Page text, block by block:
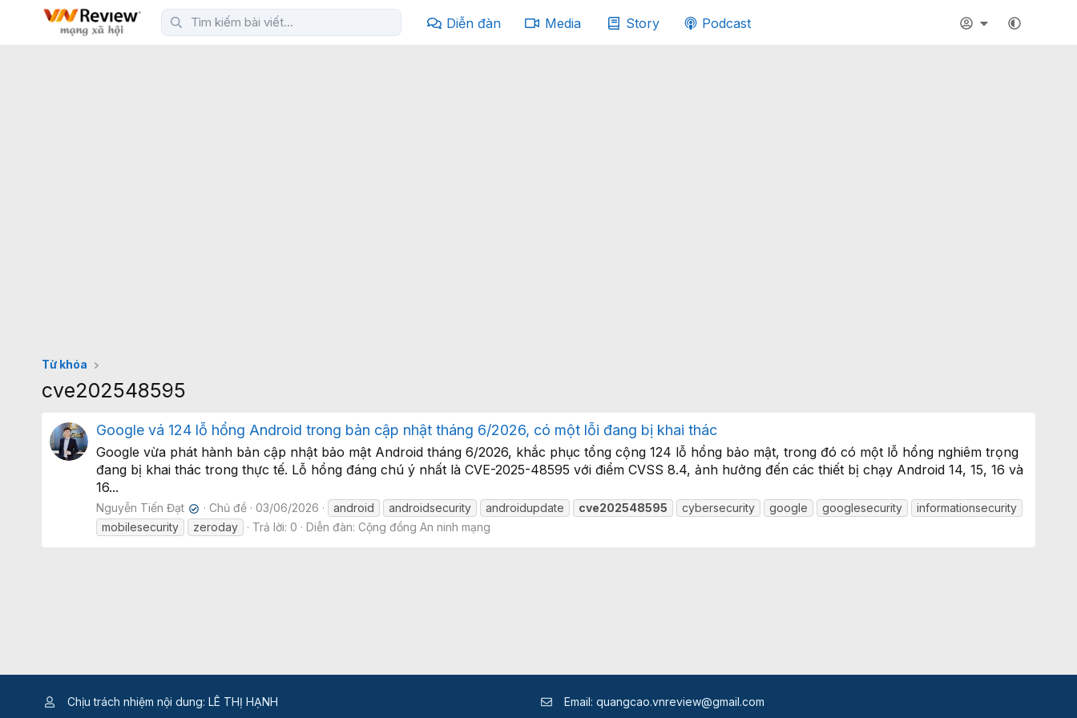
Diễn đàn Media Story Podcast
Từ khóa
cve202548595
Google vá 124 lỗ hổng Android trong bản cập nhật tháng 6/2026, có một lỗi đang bị khai thác
Google vừa phát hành bản cập nhật bảo mật Android tháng 6/2026, khắc phục tổng cộng 124 lỗ hổng bảo mật, trong đó có một lỗ hổng nghiêm trọng
đang bị khai thác trong thực tế. Lỗ hổng đáng chú ý nhất là CVE-2025-48595 với điểm CVSS 8.4, ảnh hưởng đến các thiết bị chạy Android 14, 15, 16 và
16...
Nguyễn Tiến Đạt ✔ Chủ đề 03/06/2026 android androidsecurity androidupdate cve202548595 cybersecurity google googlesecurity
informationsecurity
mobilesecurity
zeroday Trả lời: 0 Diễn đàn: Cộng đồng An ninh mạng
Chịu trách nhiệm nội dung: LÊ THỊ HẠNH Email: quangcao.vnreview@gmail.com